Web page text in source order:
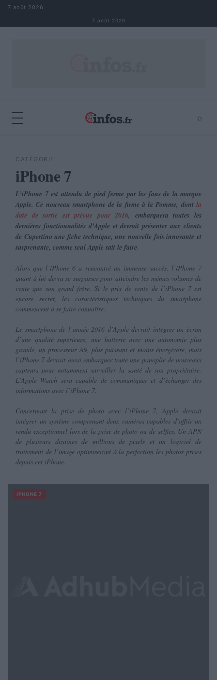
Aller au contenu
7 août 2026
7 août 2026
⌕
Rechercher
CATÉGORIE
iPhone 7
L’iPhone 7 est attendu de pied ferme par les fans de la marque
Apple. Ce nouveau smartphone de la firme à la Pomme, dont la
date de sortie est prévue pour 2016, embarquera toutes les
dernières fonctionnalités d’Apple et devrait présenter aux clients
de Cupertino une fiche technique, une nouvelle fois innovante et
surprenante, comme seul Apple sait le faire.
Alors que l’iPhone 6 a rencontré un immense succès, l’iPhone 7
quant à lui devra se surpasser pour atteindre les mêmes volumes de
vente que son grand frère. Si le prix de vente de l’iPhone 7 est
encore secret, les caractéristiques techniques du smartphone
commencent à se faire connaître.
Le smartphone de l’année 2016 d’Apple devrait intégrer un écran
d’une qualité supérieure, une batterie avec une autonomie plus
grande, un processeur A9, plus puissant et moins énergivore, mais
l’iPhone 7 devrait aussi embarquer toute une panoplie de nouveaux
capteurs pour notamment surveiller la santé de son propriétaire.
L’Apple Watch sera capable de communiquer et d’échanger des
informations avec l’iPhone 7.
Concernant la prise de photo avec l’iPhone 7, Apple devrait
intégrer un système comprenant deux caméras capables d’offrir un
rendu exceptionnel lors de la prise de photo ou de selfies. Un APN
de plusieurs dizaines de millions de pixels et un logiciel de
traitement de l’image optimiseront à la perfection les photos prises
depuis cet iPhone.
IPHONE 7